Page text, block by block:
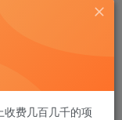
规划、起号、主播
费几百几千的项